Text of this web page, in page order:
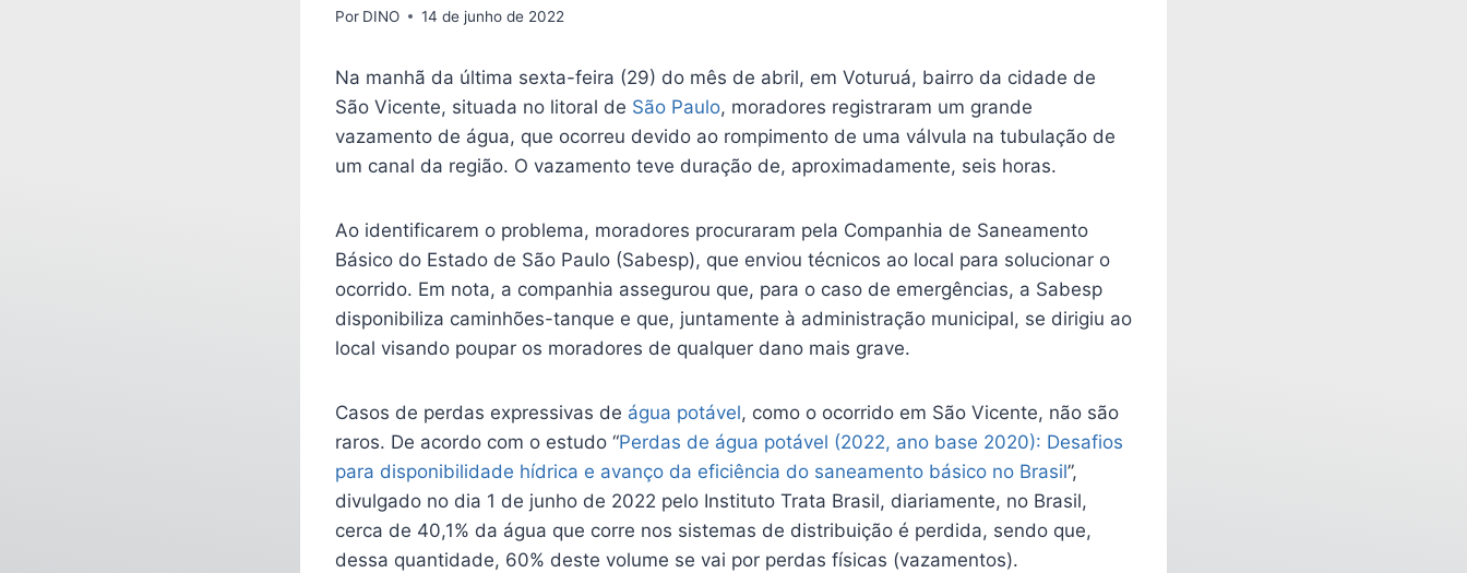
Por DINO 14 de junho de 2022
Na manhã da última sexta-feira (29) do mês de abril, em Voturuá, bairro da cidade de
São Vicente, situada no litoral de São Paulo, moradores registraram um grande
vazamento de água, que ocorreu devido ao rompimento de uma válvula na tubulação de
um canal da região. O vazamento teve duração de, aproximadamente, seis horas.
Ao identificarem o problema, moradores procuraram pela Companhia de Saneamento
Básico do Estado de São Paulo (Sabesp), que enviou técnicos ao local para solucionar o
ocorrido. Em nota, a companhia assegurou que, para o caso de emergências, a Sabesp
disponibiliza caminhões-tanque e que, juntamente à administração municipal, se dirigiu ao
local visando poupar os moradores de qualquer dano mais grave.
Casos de perdas expressivas de água potável, como o ocorrido em São Vicente, não são
raros. De acordo com o estudo “Perdas de água potável (2022, ano base 2020): Desafios
para disponibilidade hídrica e avanço da eficiência do saneamento básico no Brasil”,
divulgado no dia 1 de junho de 2022 pelo Instituto Trata Brasil, diariamente, no Brasil,
cerca de 40,1% da água que corre nos sistemas de distribuição é perdida, sendo que,
dessa quantidade, 60% deste volume se vai por perdas físicas (vazamentos).